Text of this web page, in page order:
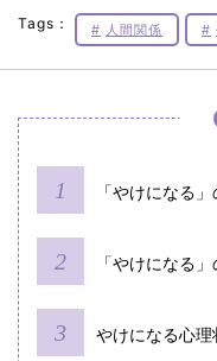
Tags： 人間関係
「やけになる
「やけになる
やけになる心理